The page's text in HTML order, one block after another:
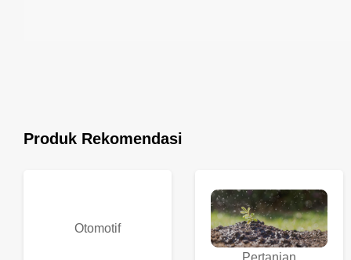
Produk Rekomendasi
Otomotif